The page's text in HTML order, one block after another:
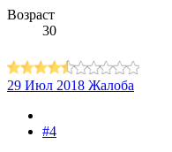
Возраст
30
29 Июл 2018 Жалоба
#4